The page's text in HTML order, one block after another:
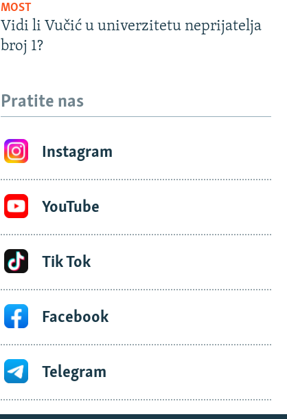
MOST
Vidi li Vučić u univerzitetu neprijatelja
broj 1?
Pratite nas
Instagram
YouTube
Tik Tok
Facebook
Telegram